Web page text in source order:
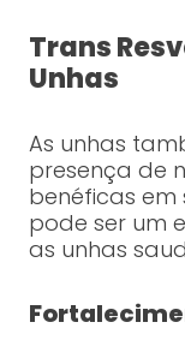
Trans
Unhas
As unhas
presença de
benéficas em
pode ser um
as unhas